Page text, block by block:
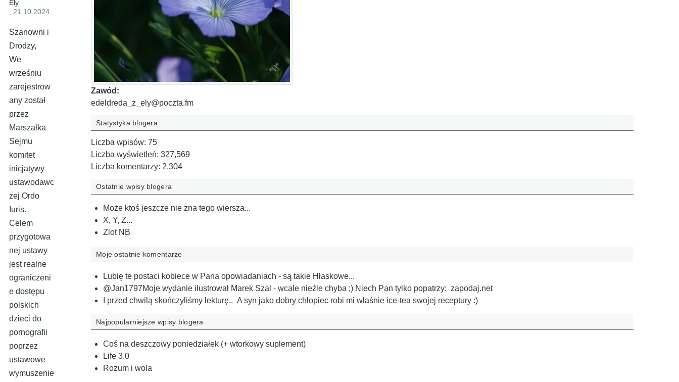
Ely
, 21.10.2024
Szanowni i
Drodzy,
We
wrześniu
zarejestrow
any został
przez
Marszałka
Sejmu
komitet
inicjatywy
ustawodawc
zej Ordo
Iuris.
Celem
przygotowa
nej ustawy
jest realne
ograniczeni
e dostępu
polskich
dzieci do
pornografii
poprzez
ustawowe
wymuszenie
Zawód:
edeldreda_z_ely@poczta.fm
Statystyka blogera
Liczba wpisów: 75
Liczba wyświetleń: 327,569
Liczba komentarzy: 2,304
Ostatnie wpisy blogera
Może ktoś jeszcze nie zna tego wiersza...
X, Y, Z...
Zlot NB
Moje ostatnie komentarze
Lubię te postaci kobiece w Pana opowiadaniach - są takie Hłaskowe...
@Jan1797Moje wydanie ilustrował Marek Szal - wcale nieźle chyba ;) Niech Pan tylko popatrzy: zapodaj.net
I przed chwilą skończyliśmy lekturę.. A syn jako dobry chłopiec robi mi właśnie ice-tea swojej receptury :)
Najpopularniejsze wpisy blogera
Coś na deszczowy poniedziałek (+ wtorkowy suplement)
Life 3.0
Rozum i wola